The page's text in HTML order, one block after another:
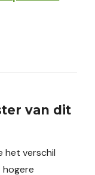
van dit
het verschil
hogere